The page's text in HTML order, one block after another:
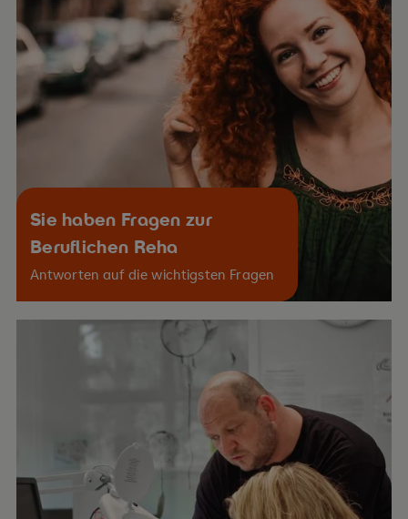
Sie haben Fragen zur
Beruflichen Reha
Antworten auf die wichtigsten Fragen